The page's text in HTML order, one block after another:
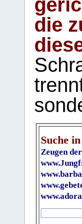
die
Suche
Zeugen